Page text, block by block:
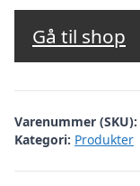
Gå til shop
Varenummer (SKU):
Kategori: Produkter